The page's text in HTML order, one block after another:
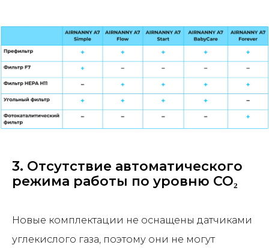
3. Отсутствие автоматического
режима работы по уровню CO₂
Новые комплектации не оснащены датчиками
углекислого газа, поэтому они не могут